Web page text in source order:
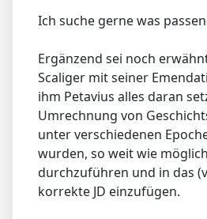
Ich suche gerne was
Ergänzend sei noch
Scaliger mit seiner
ihm Petavius alles daran
Umrechnung von
unter verschiedenen
wurden, so weit wie
durchzuführen und in das
korrekte JD einzufügen.